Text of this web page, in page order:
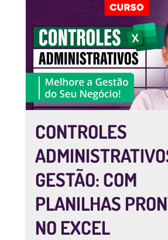
CONTROLES
GESTÃO: COM
PLANILHAS
NO EXCEL